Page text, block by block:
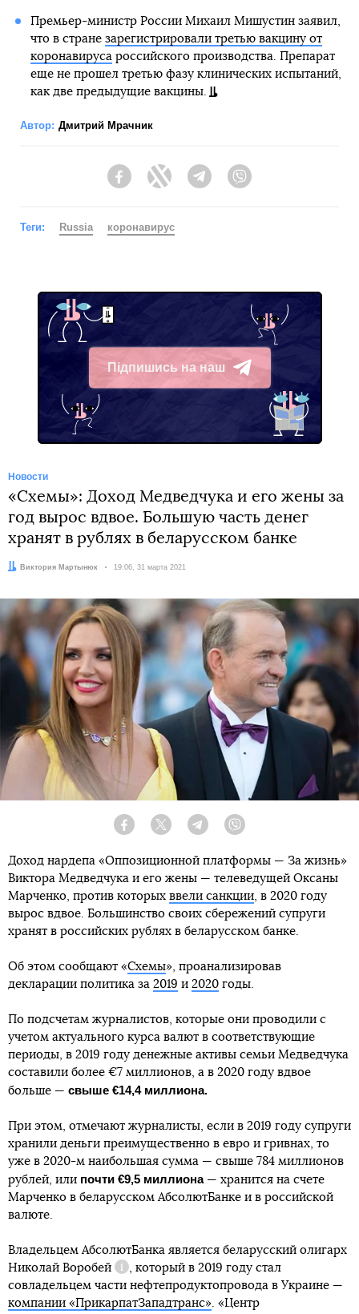
Премьер-министр России Михаил Мишустин заявил,
что в стране зарегистрировали третью вакцину от
коронавирусароссийского производства. Препарат
еще не прошел третью фазу клинических испытаний,
как две предыдущие вакцины.
Автор: Дмитрий Мрачник
FacebookTwitter Telegram
Теги: Russia коронавирус
Підпишись на наш
Telegram
Новости
«Схемы»: Доход Медведчука и его жены за
год вырос вдвое. Большую часть денег
хранят в рублях в беларусском банке
Автор:Виктория Мартынюк Дата:
19:06, 31 марта 2021
Facebook Twitter Telegram
Доход нардепа «Оппозиционной платформы — За жизнь»
Виктора Медведчука и его жены — телеведущей Оксаны
Марченко, против которых ввели санкции , в 2020 году
вырос вдвое. Большинство своих сбережений супруги
хранят в российских рублях в беларусском банке.
Об этом сообщают «Схемы», проанализировав
декларации политика за 2019 и 2020 годы.
По подсчетам журналистов, которые они проводили с
учетом актуального курса валют в соответствующие
периоды, в 2019 году денежные активы семьи Медведчука
составили более €7 миллионов, а в 2020 году вдвое
больше — свыше €14,4 миллиона.
При этом, отмечают журналисты, если в 2019 году супруги
хранили деньги преимущественно в евро и гривнах, то
уже в 2020-м наибольшая сумма — свыше 784 миллионов
рублей, или почти €9,5 миллиона— хранится на счете
Марченко в беларусском АбсолютБанке и в российской
валюте.
Владельцем АбсолютБанка является беларусский олигарх
Николай Воробей
Справка
, который в 2019 году стал
совладельцем части нефтепродуктопровода в Украине —
компании «ПрикарпатЗападтранс» . «Центр